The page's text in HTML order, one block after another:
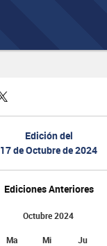
Edición del
17 de Octubre de 2024
Ediciones Anteriores
Octubre 2024
Ma Mi Ju